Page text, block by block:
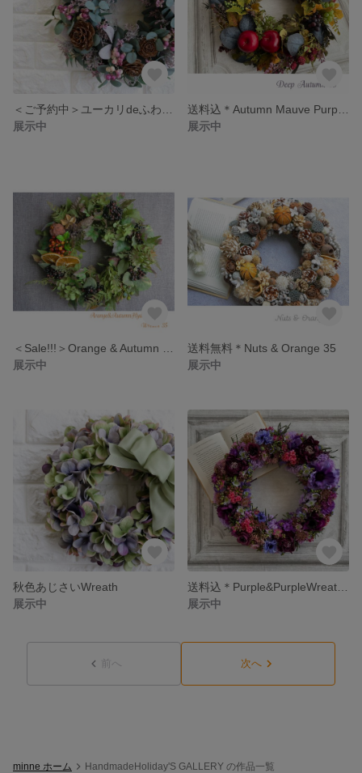
展示中
展示中
展示中
送料無料＊Nuts & Orange 35
展示中
秋色あじさいWreath
展示中
展示中
前へ 次へ
minne ホーム HandmadeHoliday'S GALLERY の作品一覧